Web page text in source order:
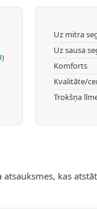
Uz mitra
Uz sausa
Komforts
Kvalitāte/
Trokšņa
kas